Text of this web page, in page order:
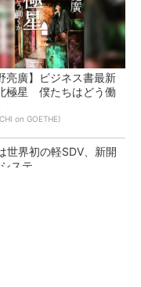
亮廣】ビジネス書最新
極星 僕たちはどう働
on GOETHE)
世界初の軽SDV、新開
ステ...